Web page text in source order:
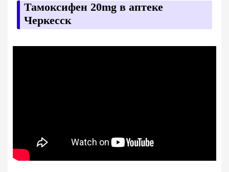
Тамоксифен 20mg в аптеке
Черкесск